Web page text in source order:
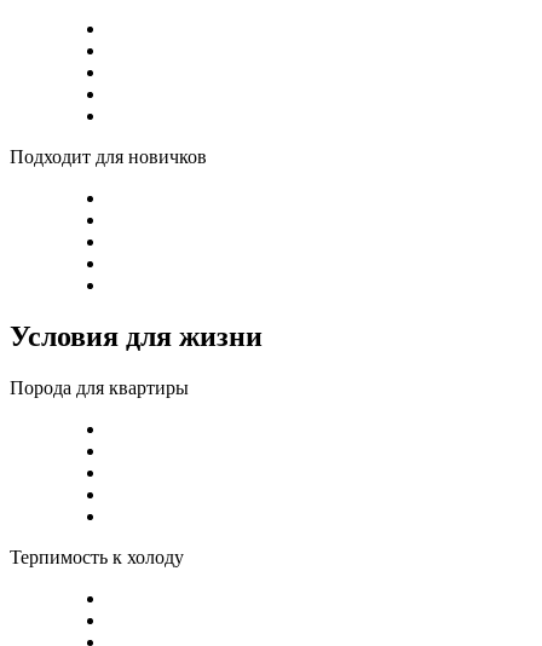
Подходит для новичков
Условия для жизни
Порода для квартиры
Терпимость к холоду